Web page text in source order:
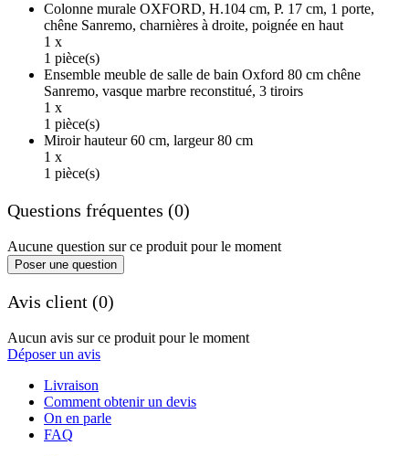
Colonne murale OXFORD, H.104 cm, P. 17 cm, 1 porte,
chêne Sanremo, charnières à droite, poignée en haut
1 x
1 pièce(s)
Ensemble meuble de salle de bain Oxford 80 cm chêne
Sanremo, vasque marbre reconstitué, 3 tiroirs
1 x
1 pièce(s)
Miroir hauteur 60 cm, largeur 80 cm
1 x
1 pièce(s)
Questions fréquentes (0)
Aucune question sur ce produit pour le moment
Poser une question
Avis client (0)
Aucun avis sur ce produit pour le moment
Déposer un avis
Livraison
Comment obtenir un devis
On en parle
FAQ